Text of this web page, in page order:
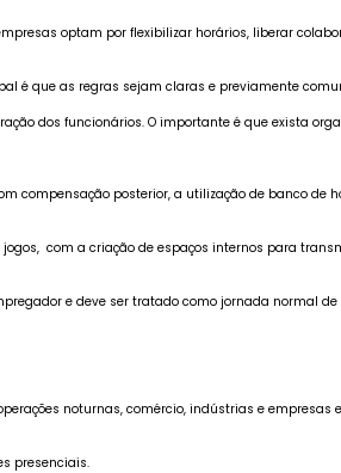
optam por flexibilizar horários, liberar
é que as regras sejam claras e previamente
dos funcionários. O importante é que exista
posterior, a utilização de banco de
com a criação de espaços internos para
e deve ser tratado como jornada normal
noturnas, comércio, indústrias e
presenciais.